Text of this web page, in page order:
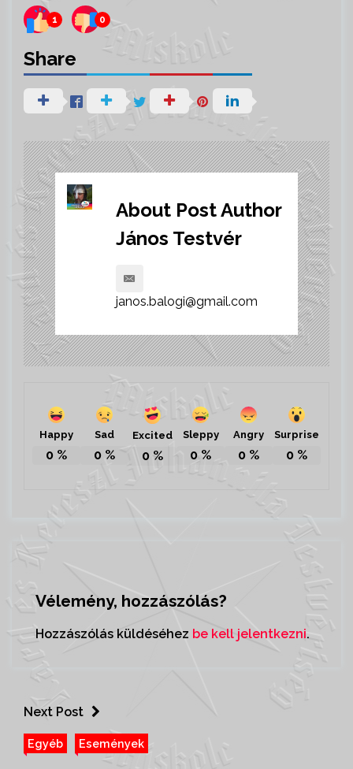
1 0
Share
About Post Author
János Testvér
janos.balogi@gmail.com
Happy
0 %
Sad
0 %
Excited
0 %
Sleppy
0%
Angry
0 %
Surprise
0 %
Vélemény, hozzászólás?
Hozzászólás küldéséhez be kell jelentkezni.
Next Post
Egyéb Események